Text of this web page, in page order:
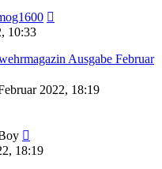
10:33
Ausgabe Februar
2022, 18:19
18:19